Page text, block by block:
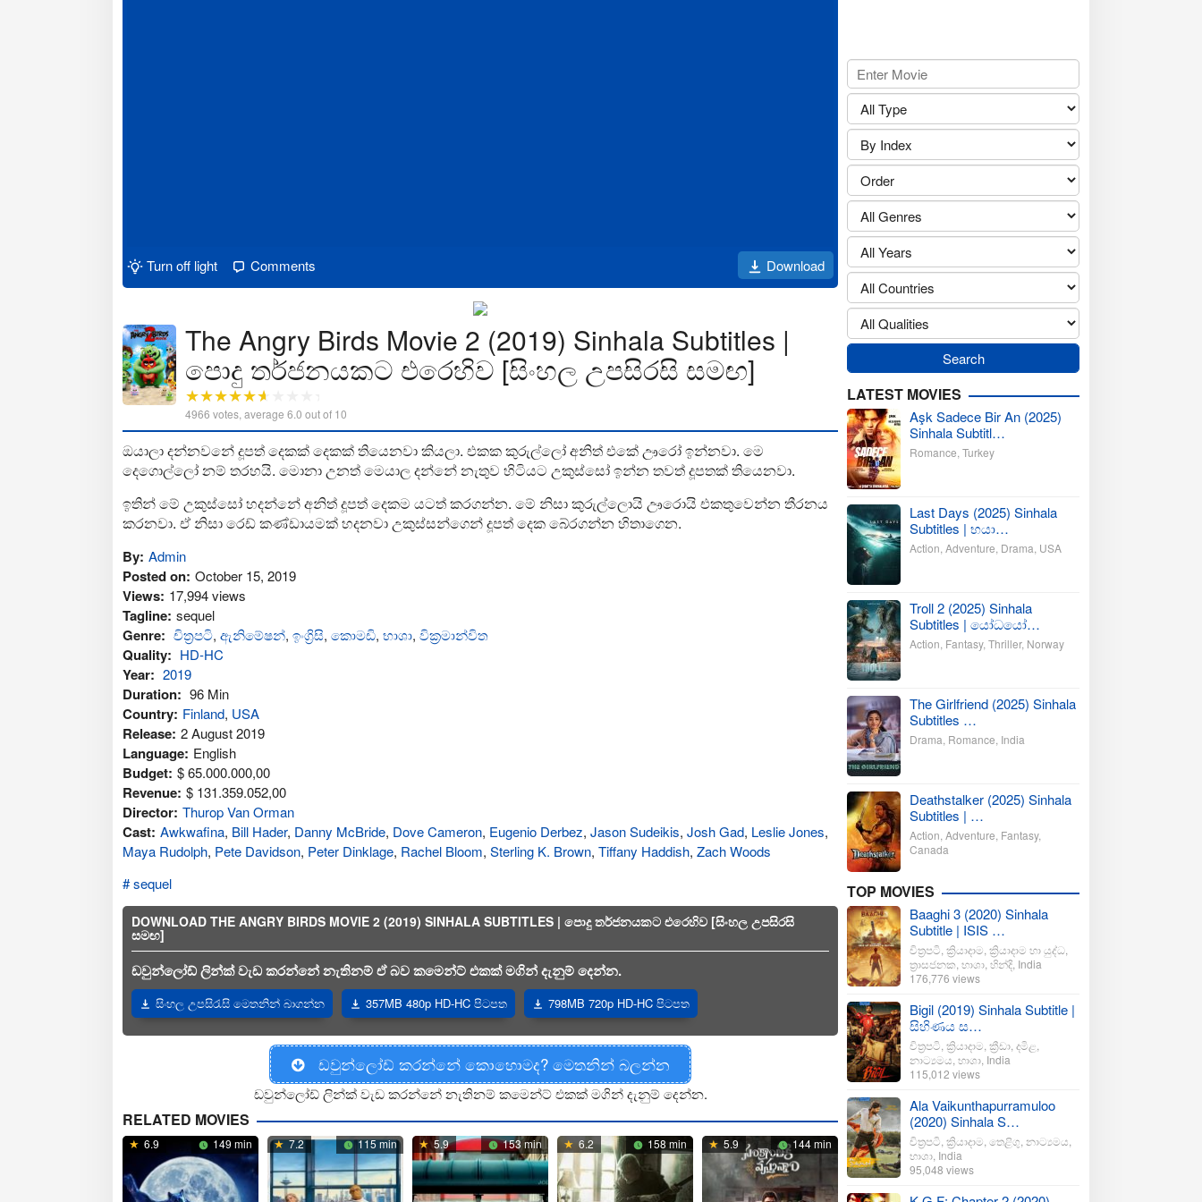
Turn off light Comments Download
The Angry Birds Movie 2 (2019) Sinhala Subtitles |
පොදු තර්ජනයකට එරෙහිව [සිංහල උපසිරසි සමඟ]
4966 votes, average 6.0 out of 10
ඔයාලා දන්නවනේ දූපත් දෙකක් දෙකක් තියෙනවා කියලා. එකක කුරුල්ලෝ අනිත් එකේ ඌරෝ ඉන්නවා. මෙ
දෙගොල්ලෝ නම් තරහයි. මොනා උනත් මෙයාල දන්නේ නැතුව හිටියට උකුස්සෝ ඉන්න තවත් දූපතක් තියෙනවා.
ඉතින් මේ උකුස්සෝ හදන්නේ අනිත් දූපත් දෙකම යටත් කරගන්න. මේ නිසා කුරුල්ලොයි ඌරොයි එකතුවෙන්න තීරනය
කරනවා. ඒ නිසා රෙඩ් කණ්ඩායමක් හදනවා උකුස්සන්ගෙන් දූපත් දෙක බේරගන්න හිතාගෙන.
By: Admin
Posted on: October 15, 2019
Views: 17,994 views
Tagline: sequel
Genre: චිත්‍රපටි, ඇනිමේෂන්, ඉංග්‍රිසි, කොමඩි, භාශා, වික්‍රමාන්විත
Quality: HD-HC
Year: 2019
Duration: 96 Min
Country: Finland, USA
Release: 2 August 2019
Language: English
Budget: $ 65.000.000,00
Revenue: $ 131.359.052,00
Director: Thurop Van Orman
Cast: Awkwafina, Bill Hader, Danny McBride, Dove Cameron, Eugenio Derbez, Jason Sudeikis, Josh Gad, Leslie Jones,
Maya Rudolph, Pete Davidson, Peter Dinklage, Rachel Bloom, Sterling K. Brown, Tiffany Haddish, Zach Woods
sequel
DOWNLOAD THE ANGRY BIRDS MOVIE 2 (2019) SINHALA SUBTITLES | පොදු තර්ජනයකට එරෙහිව [සිංහල උපසිරසි
සමඟ]
ඩවුන්ලෝඩ් ලින්ක් වැඩ කරන්නේ නැතිනම් ඒ බව කමෙන්ට් එකක් මගින් දැනුම් දෙන්න.
සිංහල උපසිරැසි මෙතනින් බාගන්න 357MB 480p HD-HC පිටපත 798MB 720p HD-HC පිටපත
ඩවුන්ලෝඩ් කරන්නේ කොහොමද? මෙතනින් බලන්න
ඩවුන්ලෝඩ් ලින්ක් වැඩ කරන්නේ නැතිනම් කමෙන්ට් එකක් මගින් දැනුම් දෙන්න.
RELATED MOVIES
6.9 149 min 7.2 115 min 5.9 153 min 6.2 158 min 5.9 144 min
LATEST MOVIES
Aşk Sadece Bir An (2025)
Sinhala Subtitl…
Romance Turkey
Last Days (2025) Sinhala
Subtitles | භයා…
Action Adventure Drama USA
Troll 2 (2025) Sinhala
Subtitles | යෝධයෝ…
Action Fantasy, Thriller, Norway
The Girlfriend (2025) Sinhala
Subtitles …
Drama Romance India
Deathstalker (2025) Sinhala
Subtitles | …
Action Adventure Fantasy,
Canada
TOP MOVIES
Baaghi 3 (2020) Sinhala
Subtitle | ISIS …
චිත්‍රපටි ක්‍රියාදාම ක්‍රියාදාම හා යුද්ධ
ත්‍රාසජනක භාශා හින්දි India
176,776 views
Bigil (2019) Sinhala Subtitle |
සිහිණය ස…
චිත්‍රපටි ක්‍රියාදාම ක්‍රීඩා දමිළ
නාට්‍යමය භාශා India
115,012 views
Ala Vaikunthapurramuloo
(2020) Sinhala S…
චිත්‍රපටි ක්‍රියාදාම තෙළිගු නාට්‍යමය
භාශා India
95,048 views